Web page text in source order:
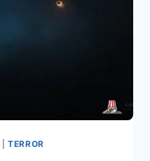
|TERROR